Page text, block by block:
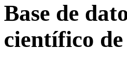
Base de
científico